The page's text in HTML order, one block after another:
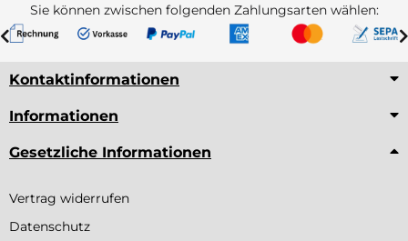
Sie können zwischen folgenden Zahlungsarten wählen:
Kontaktinformationen
Informationen
Gesetzliche Informationen
Vertrag widerrufen
Datenschutz